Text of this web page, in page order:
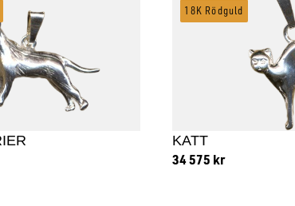
KATT
34 575 kr
18K Rödguld